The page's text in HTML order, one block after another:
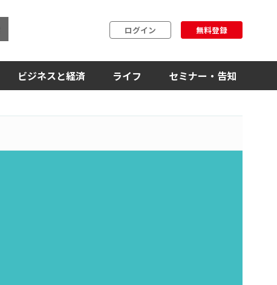
ログイン 無料登録
ビジネスと経済 ライフ セミナー・告知